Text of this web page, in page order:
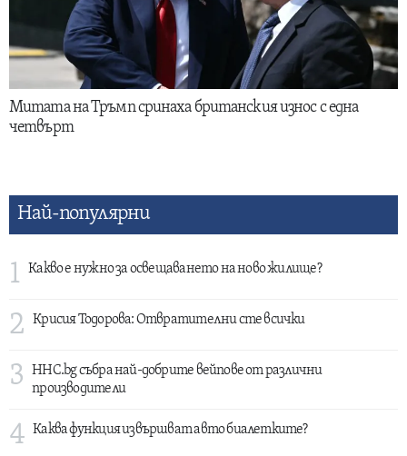
Митата на Тръмп сринаха британския износ с една
четвърт
Най-популярни
1 Какво е нужно за освещаването на ново жилище?
2 Крисия Тодорова: Отвратителни сте всички
3
HHC.bg събра най-добрите вейпове от различни
производители
4 Каква функция извършват авто биалетките?